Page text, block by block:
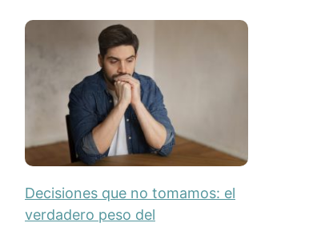
Decisiones que no tomamos: el
verdadero peso del